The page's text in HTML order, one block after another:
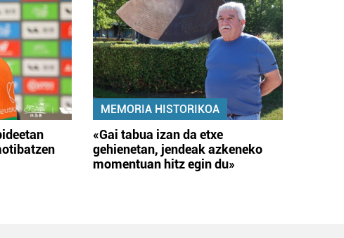
MEMORIA HISTORIKOA
«Gai tabua izan da etxe
gehienetan, jendeak azkeneko
momentuan hitz egin du»